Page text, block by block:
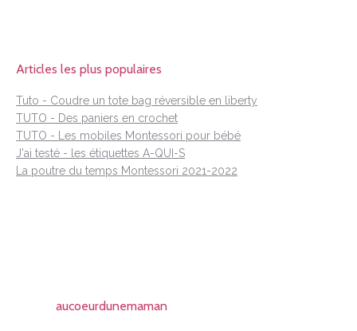
Articles les plus populaires
Tuto - Coudre un tote bag réversible en liberty
TUTO - Des paniers en crochet
TUTO - Les mobiles Montessori pour bébé
J'ai testé - les étiquettes A-QUI-S
La poutre du temps Montessori 2021-2022
aucoeurdunemaman